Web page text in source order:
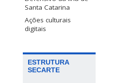
Santa Catarina
Ações culturais
digitais
ESTRUTURA
SECARTE